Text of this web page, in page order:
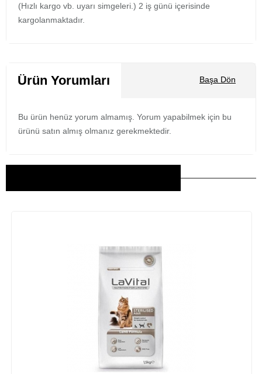
(Hızlı kargo vb. uyarı simgeleri.) 2 iş günü içerisinde
kargolanmaktadır.
Ürün Yorumları Başa Dön
Bu ürün henüz yorum almamış. Yorum yapabilmek için bu
ürünü satın almış olmanız gerekmektedir.